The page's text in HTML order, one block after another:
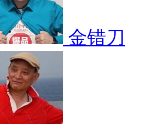
金错刀